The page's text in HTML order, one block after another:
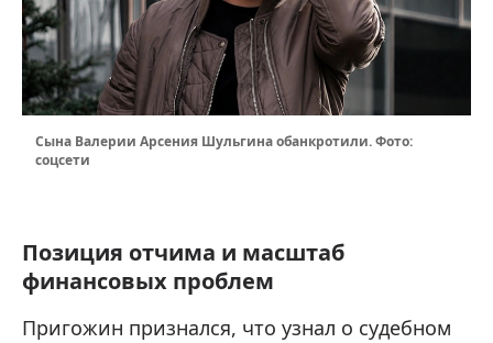
Сына Валерии Арсения Шульгина обанкротили. Фото:
соцсети
Позиция отчима и масштаб
финансовых проблем
Пригожин признался, что узнал о судебном